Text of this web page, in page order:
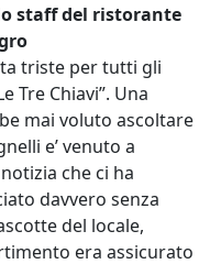
staff del ristorante
triste per tutti gli
Tre Chiavi”. Una
mai voluto ascoltare
e’ venuto a
che ci ha
davvero senza
del locale,
era assicurato